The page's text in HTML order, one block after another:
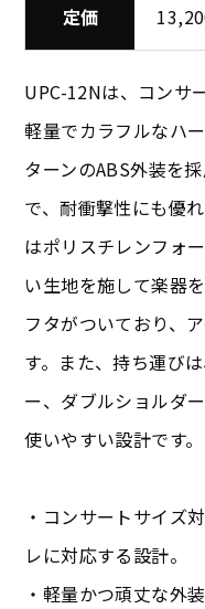
定価
UPC-12Nは、コンサ
軽量でカラフルなハ
ターンのABS外装を
で、耐衝撃性にも優
はポリスチレンフォ
い生地を施して楽器
フタがついており、
す。また、持ち運び
ー、ダブルショルダ
使いやすい設計です。
・コンサートサイズ
レに対応する設計。
・軽量かつ頑丈な外